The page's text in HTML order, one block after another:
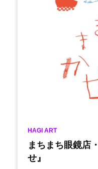
HAGI ART
まちまち眼鏡店
せ』